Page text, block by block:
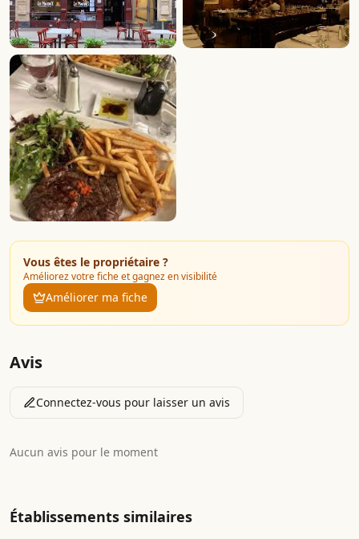
Vous êtes le propriétaire ?
Améliorez votre fiche et gagnez en visibilité
Améliorer ma fiche
Avis
Connectez-vous pour laisser un avis
Aucun avis pour le moment
Établissements similaires